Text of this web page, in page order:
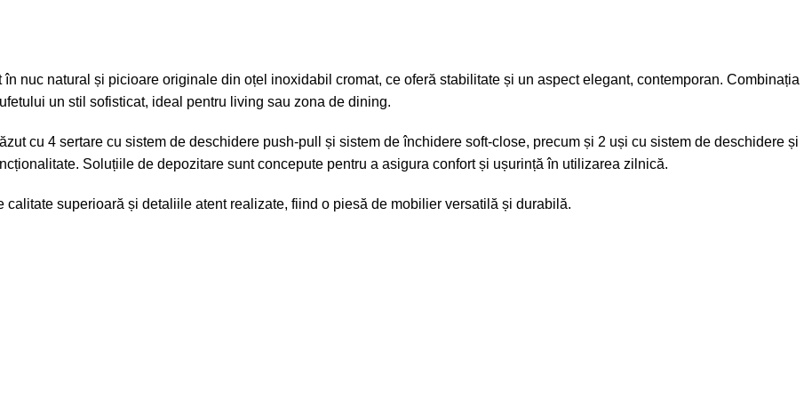
nuc natural și picioare originale din oțel inoxidabil cromat, ce oferă stabilitate și un aspect elegant, contemporan. Combinația
un stil sofisticat, ideal pentru living sau zona de dining.
cu 4 sertare cu sistem de deschidere push-pull și sistem de închidere soft-close, precum și 2 uși cu sistem de deschidere și
Soluțiile de depozitare sunt concepute pentru a asigura confort și ușurință în utilizarea zilnică.
superioară și detaliile atent realizate, fiind o piesă de mobilier versatilă și durabilă.